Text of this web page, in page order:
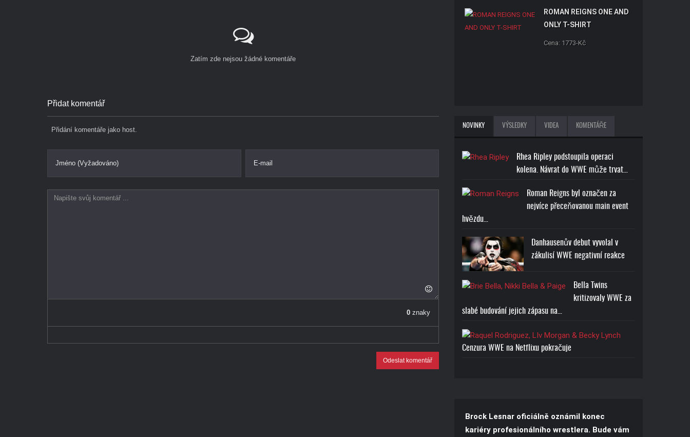
Zatím zde nejsou žádné komentáře
Přidat komentář
Přidání komentáře jako host.
Jméno (Vyžadováno) E-mail
0 znaky
Odeslat komentář
ROMAN REIGNS ONE AND
ONLY T-SHIRT
Cena: 1773-Kč
NOVINKY VÝSLEDKY VIDEA KOMENTÁŘE
Rhea Ripley podstoupila operaci
kolena. Návrat do WWE může trvat…
Roman Reigns byl označen za
nejvíce přeceňovanou main event
hvězdu…
Danhausenův debut vyvolal v
zákulisí WWE negativní reakce
Bella Twins
kritizovaly WWE za
slabé budování jejich zápasu na…
Cenzura WWE na Netflixu pokračuje
Brock Lesnar oficiálně oznámil konec
kariéry profesionálního wrestlera. Bude vám